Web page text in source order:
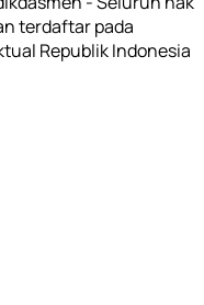
terdaftar pada
Republik Indonesia